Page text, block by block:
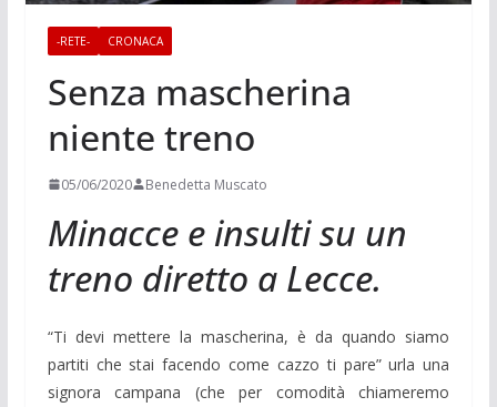
-RETE- CRONACA
Senza mascherina
niente treno
05/06/2020 Benedetta Muscato
Minacce e insulti su un
treno diretto a Lecce.
“Ti devi mettere la mascherina, è da quando siamo
partiti che stai facendo come cazzo ti pare” urla una
signora campana (che per comodità chiameremo